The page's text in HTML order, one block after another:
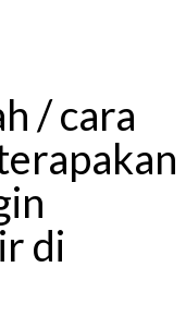
/ cara
di